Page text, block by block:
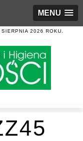
MENU
2026 ROKU.